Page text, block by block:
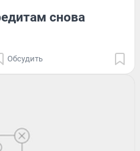
снова
Обсудить